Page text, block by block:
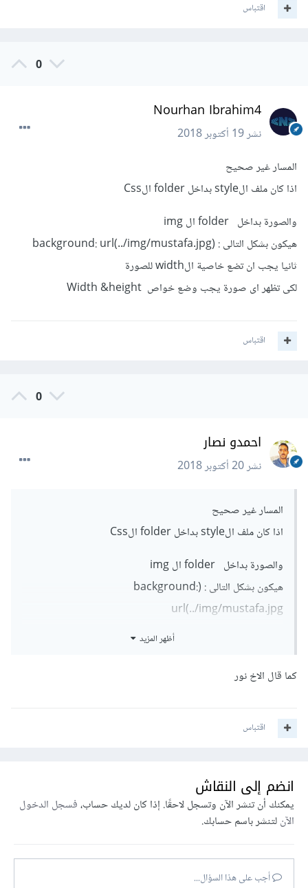
اقتباس
0
Nourhan Ibrahim4
نشر19 أكتوبر 2018
المسار غير صحيح
اذا كان ملف الstyle بداخل folder الCss
والصورة بداخل folder ال img
هيكون بشكل التالى : (background: url(../img/mustafa.jpg
ثانيا يجب ان تضع خاصية الwidth للصورة
لكى تظهر اى صورة يجب وضع خواص Width &height
اقتباس
0
احمدو نصار
نشر20 أكتوبر 2018
المسار غير صحيح
اذا كان ملف الstyle بداخل folder الCss
والصورة بداخل folder ال img
هيكون بشكل التالى : (background:
url(../img/mustafa.jpg
ثانيا يجب ان تضع خاصية الwidth للصورةأظهر المزيد
كما قال الاخ نور
اقتباس
انضم إلى النقاش
يمكنك أن تنشر الآن وتسجل لاحقًا. إذا كان لديك حساب،فسجل الدخول
الآنلتنشر باسم حسابك.
أجب على هذا السؤال...